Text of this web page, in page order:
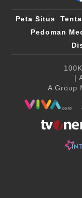
Peta Situs
Pedoman
|
A Group